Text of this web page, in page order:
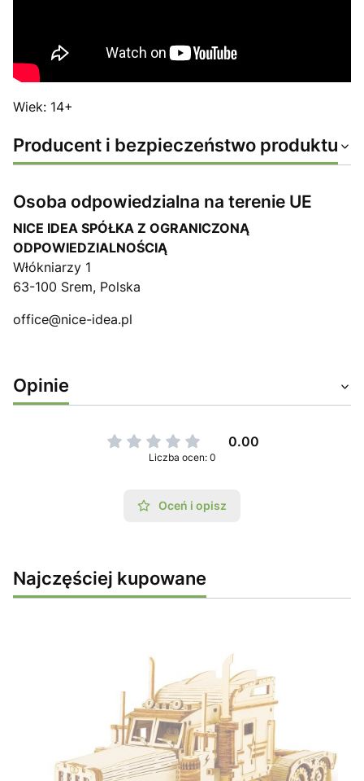
Wiek: 14+
Producent i bezpieczeństwo produktu
Osoba odpowiedzialna na terenie UE
NICE IDEA SPÓŁKA Z OGRANICZONĄ
ODPOWIEDZIALNOŚCIĄ
Włókniarzy 1
63-100 Srem, Polska
office@nice-idea.pl
Opinie
0.00
Liczba ocen: 0
Oceń i opisz
Najczęściej kupowane